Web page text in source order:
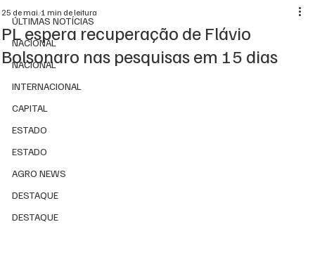
ÚLTIMAS NOTÍCIAS
NACIONAL
NACIONAL
INTERNACIONAL
CAPITAL
ESTADO
ESTADO
AGRO NEWS
DESTAQUE
DESTAQUE
PL espera recuperação de Flávio
Bolsonaro nas pesquisas em 15 dias
25 de mai.1 min de leitura